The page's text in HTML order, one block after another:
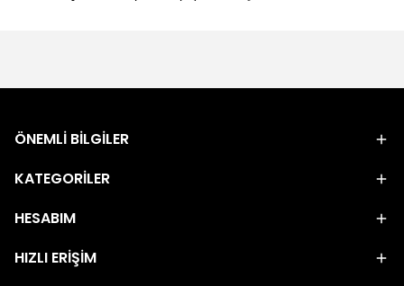
ÖNEMLİ BİLGİLER
KATEGORİLER
HESABIM
HIZLI ERİŞİM